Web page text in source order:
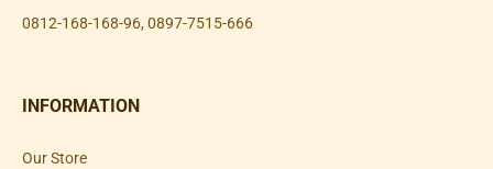
0812-168-168-96, 0897-7515-666
INFORMATION
Our Store